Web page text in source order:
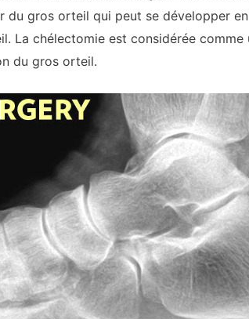
du gros orteil qui peut se développer
La chélectomie est considérée
du gros orteil.